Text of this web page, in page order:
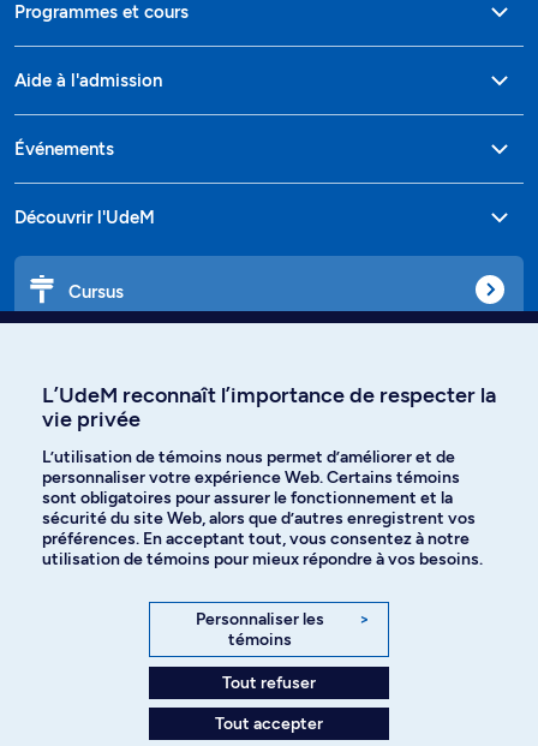
Programmes et cours
Aide à l'admission
Événements
Découvrir l'UdeM
Cursus
Langues
Facebook Instagram
YouTube
L’UdeM reconnaît l’importance de respecter la
vie privée
L’utilisation de témoins nous permet d’améliorer et de
personnaliser votre expérience Web. Certains témoins
sont obligatoires pour assurer le fonctionnement et la
sécurité du site Web, alors que d’autres enregistrent vos
préférences. En acceptant tout, vous consentez à notre
utilisation de témoins pour mieux répondre à vos besoins.
Personnaliser les
témoins
>
Tout refuser
Tout accepter